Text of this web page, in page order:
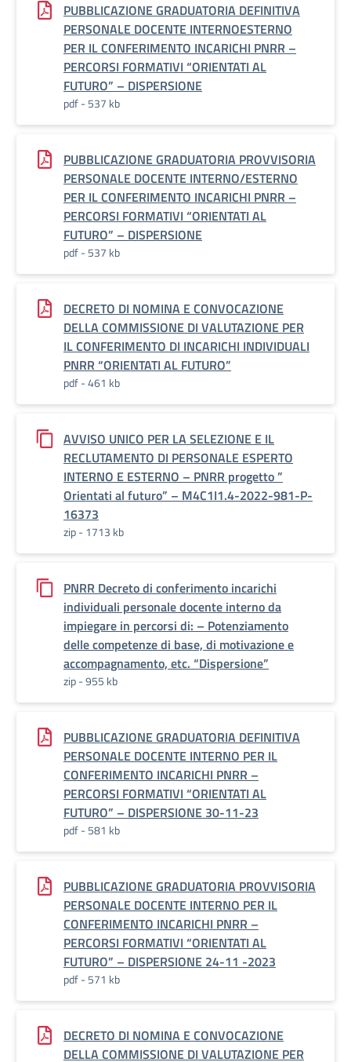
PUBBLICAZIONE GRADUATORIA DEFINITIVA
PERSONALE DOCENTE INTERNOESTERNO
PER IL CONFERIMENTO INCARICHI PNRR –
PERCORSI FORMATIVI “ORIENTATI AL
FUTURO” – DISPERSIONE
pdf - 537 kb
PUBBLICAZIONE GRADUATORIA PROVVISORIA
PERSONALE DOCENTE INTERNO/ESTERNO
PER IL CONFERIMENTO INCARICHI PNRR –
PERCORSI FORMATIVI “ORIENTATI AL
FUTURO” – DISPERSIONE
pdf - 537 kb
DECRETO DI NOMINA E CONVOCAZIONE
DELLA COMMISSIONE DI VALUTAZIONE PER
IL CONFERIMENTO DI INCARICHI INDIVIDUALI
PNRR “ORIENTATI AL FUTURO”
pdf - 461 kb
AVVISO UNICO PER LA SELEZIONE E IL
RECLUTAMENTO DI PERSONALE ESPERTO
INTERNO E ESTERNO – PNRR progetto ”
Orientati al futuro” – M4C1I1.4-2022-981-P-
16373
zip - 1713 kb
PNRR Decreto di conferimento incarichi
individuali personale docente interno da
impiegare in percorsi di: – Potenziamento
delle competenze di base, di motivazione e
accompagnamento, etc. “Dispersione”
zip - 955 kb
PUBBLICAZIONE GRADUATORIA DEFINITIVA
PERSONALE DOCENTE INTERNO PER IL
CONFERIMENTO INCARICHI PNRR –
PERCORSI FORMATIVI “ORIENTATI AL
FUTURO” – DISPERSIONE 30-11-23
pdf - 581 kb
PUBBLICAZIONE GRADUATORIA PROVVISORIA
PERSONALE DOCENTE INTERNO PER IL
CONFERIMENTO INCARICHI PNRR –
PERCORSI FORMATIVI “ORIENTATI AL
FUTURO” – DISPERSIONE 24-11 -2023
pdf - 571 kb
DECRETO DI NOMINA E CONVOCAZIONE
DELLA COMMISSIONE DI VALUTAZIONE PER